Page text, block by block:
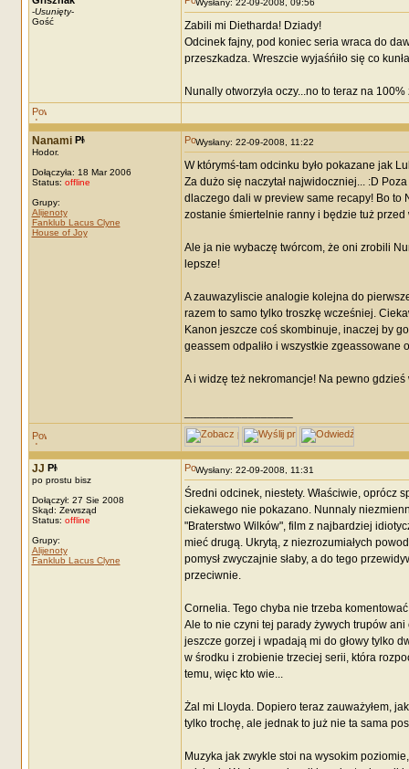
-Usunięty-
Gość
Wysłany: 22-09-2008, 09:56
Zabili mi Dietharda! Dziady!
Odcinek fajny, pod koniec seria wraca do
przeszkadza. Wreszcie wyjaśńiło się co
Nunally otworzyła oczy...no to teraz na
Nanami
Hodor.
Dołączyła: 18 Mar 2006
Status: offline
Grupy:
Alijenoty
Fanklub Lacus Clyne
House of Joy
Wysłany: 22-09-2008, 11:22
W którymś-tam odcinku było pokazane jak
Za dużo się naczytał najwidoczniej... :D
dlaczego dali w preview same recapy! Bo to
zostanie śmiertelnie ranny i będzie tuż
Ale ja nie wybaczę twórcom, że oni zrobili
lepsze!
A zauwazyliscie analogie kolejna do
razem to samo tylko troszkę wcześniej.
Kanon jeszcze coś skombinuje, inaczej by
geassem odpaliło i wszystkie zgeassowane
A i widzę też nekromancje! Na pewno
JJ
po prostu bisz
Dołączył: 27 Sie 2008
Skąd: Zewsząd
Status: offline
Grupy:
Alijenoty
Fanklub Lacus Clyne
Wysłany: 22-09-2008, 11:31
Średni odcinek, niestety. Właściwie, oprócz
ciekawego nie pokazano. Nunnaly
"Braterstwo Wilków", film z najbardziej
mieć drugą. Ukrytą, z niezrozumiałych
pomysł zwyczajnie słaby, a do tego
przeciwnie.
Cornelia. Tego chyba nie trzeba
Ale to nie czyni tej parady żywych trupów
jeszcze gorzej i wpadają mi do głowy tylko
w środku i zrobienie trzeciej serii, która
temu, więc kto wie...
Żal mi Lloyda. Dopiero teraz zauważyłem,
tylko trochę, ale jednak to już nie ta sama
Muzyka jak zwykle stoi na wysokim